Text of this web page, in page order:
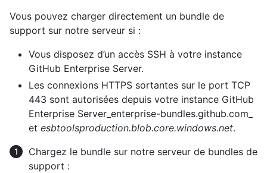
Vous pouvez charger directement un bundle de
support sur notre serveur si :
Vous disposez d’un accès SSH à votre instance
GitHub Enterprise Server.
Les connexions HTTPS sortantes sur le port TCP
443 sont autorisées depuis votre instance GitHub
Enterprise Server_enterprise-bundles.github.com_
et esbtoolsproduction.blob.core.windows.net.
Chargez le bundle sur notre serveur de bundles de
support :